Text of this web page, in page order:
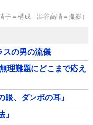
清子＝構成 澁谷高晴＝撮影）
スの男の流儀
理難題にどこまで応え
眼、ダンボの耳」
」